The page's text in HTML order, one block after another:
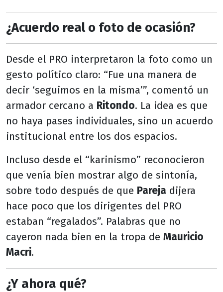
¿Acuerdo real o foto de ocasión?
Desde el PRO interpretaron la foto como un
gesto político claro: “Fue una manera de
decir ‘seguimos en la misma’”, comentó un
armador cercano a Ritondo. La idea es que
no haya pases individuales, sino un acuerdo
institucional entre los dos espacios.
Incluso desde el “karinismo” reconocieron
que venía bien mostrar algo de sintonía,
sobre todo después de que Pareja dijera
hace poco que los dirigentes del PRO
estaban “regalados”. Palabras que no
cayeron nada bien en la tropa de Mauricio
Macri.
¿Y ahora qué?